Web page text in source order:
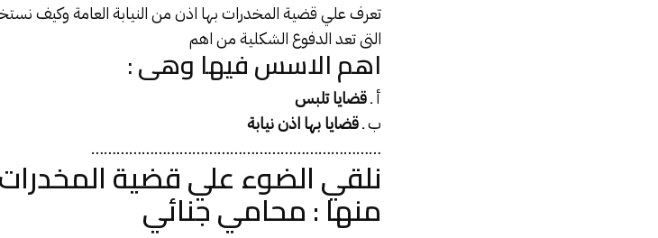
تعرف علي قضيةالمخدراتبها اذن من النيابة العامة وكيف
التى تعد الدفوع الشكلية من اهم
اهم الاسس فيها وهى :
أ ـقضايا تلبس
ب ـقضايا بها اذن نيابة
……………………………………………………………
نلقي الضوء علي قضية
منها : محامي جنائي